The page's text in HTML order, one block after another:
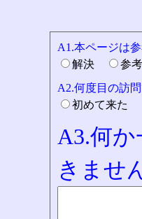
A1.本ページは
解決
参
A2.何度目の訪
初めて来
A3.何
きませ